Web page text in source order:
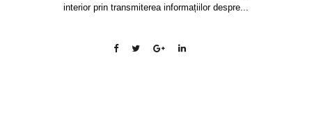
interior prin transmiterea informațiilor despre...